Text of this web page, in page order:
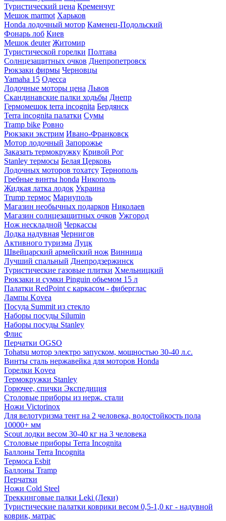
Туристический цена Кременчуг
Мешок marmot Харьков
Honda лодочный мотор Каменец-Подольский
Фонарь лоб Киев
Мешок deuter Житомир
Туристической горелки Полтава
Солнцезащитных очков Днепропетровск
Рюкзаки фирмы Черновцы
Yamaha 15 Одесса
Лодочные моторы цена Львов
Скандинавские палки ходьбы Днепр
Гермомешок terra incognita Бердянск
Terra incognita палатки Сумы
Tramp bike Ровно
Рюкзаки экстрим Ивано-Франковск
Мотор лодочный Запорожье
Заказать термокружку Кривой Рог
Stanley термосы Белая Церковь
Лодочных моторов тохатсу Тернополь
Гребные винты honda Никополь
Жидкая латка лодок Украина
Trump термос Мариуполь
Магазин необычных подарков Николаев
Магазин солнцезащитных очков Ужгород
Нож нескладной Черкассы
Лодка надувная Чернигов
Активного туризма Луцк
Швейцарский армейский нож Винница
Лучший спальный Днепродзержинск
Туристические газовые плитки Хмельницкий
Рюкзаки и сумки Pinguin обьемом 15 л
Палатки RedPoint с каркасом - фиберглас
Лампы Kovea
Посуда Summit из стекло
Наборы посуды Silumin
Наборы посуды Stanley
Флис
Перчатки OGSO
Tohatsu мотор электро запуском, мощностью 30-40 л.с.
Винты сталь нержавейка для моторов Honda
Горелки Kovea
Термокружки Stanley
Горючее, спички Экспедиция
Столовые приборы из нерж. стали
Ножи Victorinox
Для велотуризма тент на 2 человека, водостойкость пола
10000+ мм
Scout лодки весом 30-40 кг на 3 человека
Столовые приборы Terra Incognita
Баллоны Terra Incognita
Термоса Esbit
Баллоны Tramp
Перчатки
Ножи Cold Steel
Треккинговые палки Leki (Леки)
Туристические палатки коврики весом 0,5-1,0 кг - надувной
коврик, матрас